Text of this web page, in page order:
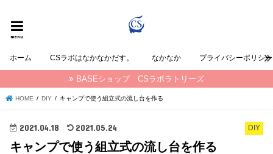
menu
ホーム CSラボはなかなかだす。 なかなか プライバシーポリシー
BASEショップ CSラボラトリーズ
HOME DIY キャンプで使う組立式の流し台を作る
DIY
2021.04.18 2021.05.24
キャンプで使う組立式の流し台を作る